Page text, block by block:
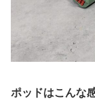
ポッドはこんな